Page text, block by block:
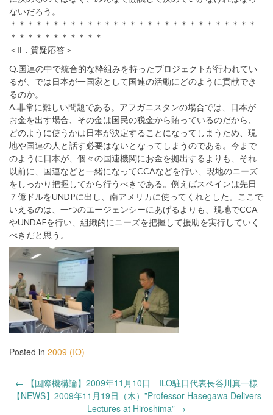
ないだろう。
＊＊＊＊＊＊＊＊＊＊＊＊＊＊＊＊＊＊＊＊＊＊＊＊＊＊＊＊＊
＊＊＊＊＊＊＊＊＊＊＊
＜Ⅱ．質疑応答＞
Q.国連の中で統合的な枠組みを持ったプロジェクトが行われてい
るが、では日本が一国家として国連の活動にどのように貢献でき
るのか。
A.非常に難しい問題である。アフガニスタンの場合では、日本が
お金を出す場合、その金は国民の税金から賄っているのだから、
どのように使うかは日本が決定することになってしまうため、現
地や国連の人と話す必要はないとなってしまうのである。今まで
のように日本が、個々の国連機関にお金を拠出するよりも、それ
以前に、国連などと一緒になってCCAなどを行い、現地のニーズ
をしっかり把握してから行うべきである。例えばスペインは先日
７億ドルをUNDPに出し、南アメリカに使ってくれとした。ここで
いえるのは、一つのエージェンシーにあげるよりも、現地でCCA
やUNDAFを行い、組織的にニーズを把握して援助を実行していく
べきだと思う。
Posted in 2009 (IO)
Post
navigation
← 【国際機構論】2009年11月10日 ILO駐日代表長谷川真一様
【NEWS】2009年11月19日（木）”Professor Hasegawa Delivers
Lectures at Hiroshima” →